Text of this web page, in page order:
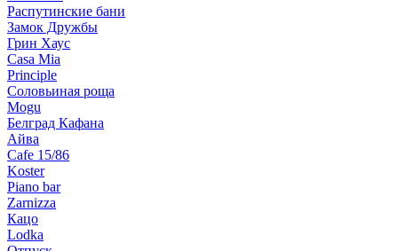
Распутинские бани
Замок Дружбы
Грин Хаус
Casa Mia
Principle
Соловьиная роща
Mogu
Белград Кафана
Айва
Cafe 15/86
Koster
Piano bar
Zarnizza
Кацо
Lodka